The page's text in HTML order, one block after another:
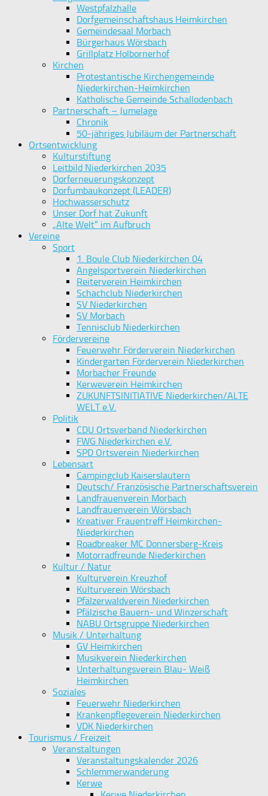
Westpfalzhalle
Dorfgemeinschaftshaus Heimkirchen
Gemeindesaal Morbach
Bürgerhaus Wörsbach
Grillplatz Holbornerhof
Kirchen
Protestantische Kirchengemeinde
Niederkirchen-Heimkirchen
Katholische Gemeinde Schallodenbach
Partnerschaft – Jumelage
Chronik
50-jähriges Jubiläum der Partnerschaft
Ortsentwicklung
Kulturstiftung
Leitbild Niederkirchen 2035
Dorferneuerungskonzept
Dorfumbaukonzept (LEADER)
Hochwasserschutz
Unser Dorf hat Zukunft
„Alte Welt“ im Aufbruch
Vereine
Sport
1. Boule Club Niederkirchen 04
Angelsportverein Niederkirchen
Reiterverein Heimkirchen
Schachclub Niederkirchen
SV Niederkirchen
SV Morbach
Tennisclub Niederkirchen
Fördervereine
Feuerwehr Förderverein Niederkirchen
Kindergarten Förderverein Niederkirchen
Morbacher Freunde
Kerweverein Heimkirchen
ZUKUNFTSINITIATIVE Niederkirchen/ALTE
WELT e.V.
Politik
CDU Ortsverband Niederkirchen
FWG Niederkirchen e.V.
SPD Ortsverein Niederkirchen
Lebensart
Campingclub Kaiserslautern
Deutsch/ Französische Partnerschaftsverein
Landfrauenverein Morbach
Landfrauenverein Wörsbach
Kreativer Frauentreff Heimkirchen-
Niederkirchen
Roadbreaker MC Donnersberg-Kreis
Motorradfreunde Niederkirchen
Kultur / Natur
Kulturverein Kreuzhof
Kulturverein Wörsbach
Pfälzerwaldverein Niederkirchen
Pfälzische Bauern- und Winzerschaft
NABU Ortsgruppe Niederkirchen
Musik / Unterhaltung
GV Heimkirchen
Musikverein Niederkirchen
Unterhaltungsverein Blau- Weiß
Heimkirchen
Soziales
Feuerwehr Niederkirchen
Krankenpflegeverein Niederkirchen
VDK Niederkirchen
Tourismus / Freizeit
Veranstaltungen
Veranstaltungskalender 2026
Schlemmerwanderung
Kerwe